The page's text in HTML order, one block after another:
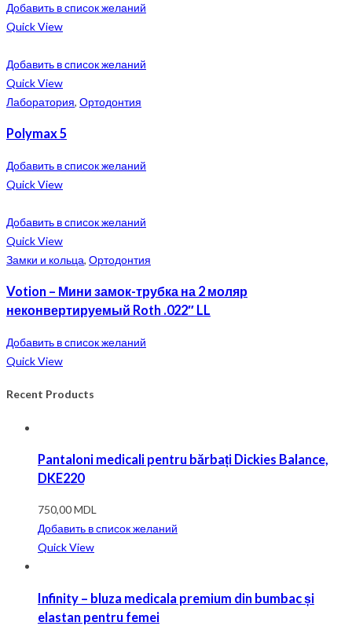
Добавить в список желаний
Quick View
Добавить в список желаний
Quick View
Лаборатория, Ортодонтия
Polymax 5
Добавить в список желаний
Quick View
Добавить в список желаний
Quick View
Замки и кольца, Ортодонтия
Votion – Мини замок-трубка на 2 моляр
неконвертируемый Roth .022″ LL
Добавить в список желаний
Quick View
Recent Products
Pantaloni medicali pentru bărbați Dickies Balance,
DKE220
750,00MDL
Добавить в список желаний
Quick View
Infinity – bluza medicala premium din bumbac și
elastan pentru femei